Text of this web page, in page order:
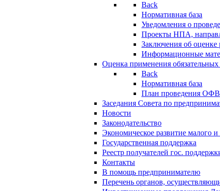
Back
Нормативная база
Уведомления о
Проекты НПА,
Заключения об
Информационные
Оценка применения
Back
Нормативная база
План проведения
Заседания Совета по
Новости
Законодательство
Экономическое развитие малого и
Государственная поддержка
Реестр получателей гос.
Контакты
В помощь предпринимателю
Перечень органов,